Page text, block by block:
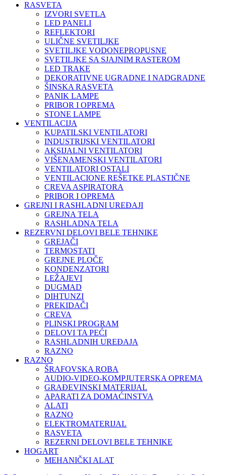
RASVETA
IZVORI SVETLA
LED PANELI
REFLEKTORI
ULIČNE SVETILJKE
SVETILJKE VODONEPROPUSNE
SVETILJKE SA SJAJNIM RASTEROM
LED TRAKE
DEKORATIVNE UGRADNE I NADGRADNE
ŠINSKA RASVETA
PANIK LAMPE
PRIBOR I OPREMA
STONE LAMPE
VENTILACIJA
KUPATILSKI VENTILATORI
INDUSTRIJSKI VENTILATORI
AKSIJALNI VENTILATORI
VIŠENAMENSKI VENTILATORI
VENTILATORI OSTALI
VENTILACIONE REŠETKE PLASTIČNE
CREVA ASPIRATORA
PRIBOR I OPREMA
GREJNI I RASHLADNI UREĐAJI
GREJNA TELA
RASHLADNA TELA
REZERVNI DELOVI BELE TEHNIKE
GREJAČI
TERMOSTATI
GREJNE PLOČE
KONDENZATORI
LEŽAJEVI
DUGMAD
DIHTUNZI
PREKIDAČI
CREVA
PLINSKI PROGRAM
DELOVI TA PEĆI
RASHLADNIH UREĐAJA
RAZNO
RAZNO
ŠRAFOVSKA ROBA
AUDIO-VIDEO-KOMPJUTERSKA OPREMA
GRAĐEVINSKI MATERIJAL
APARATI ZA DOMAĆINSTVA
ALATI
RAZNO
ELEKTROMATERIJAL
RASVETA
REZERNI DELOVI BELE TEHNIKE
HOGART
MEHANIČKI ALAT